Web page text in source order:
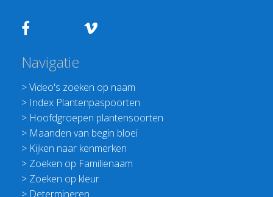
Navigatie
>Video's zoeken op naam
> Index Plantenpaspoorten
> Hoofdgroepen plantensoorten
> Maanden van begin bloei
> Kijken naar kenmerken
> Zoeken op Familienaam
> Zoeken op kleur
> Determineren